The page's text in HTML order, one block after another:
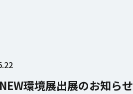
環境展出展のお知らせ